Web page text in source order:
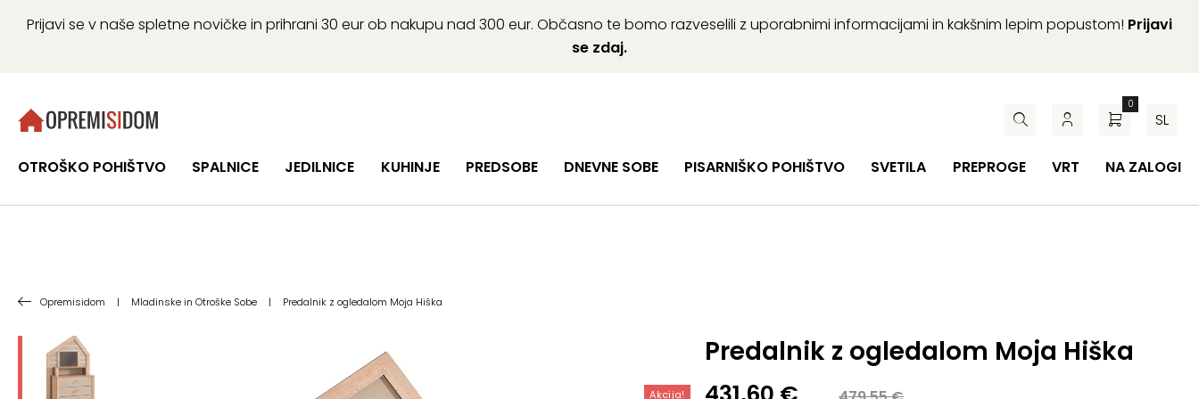
Prijavi se v naše spletne novičke in prihrani 30 eur ob nakupu nad 300 eur. Občasno te bomo razveselili z uporabnimi informacijami in kakšnim lepim popustom! Prijavi
se zdaj.
0
SL
OTROŠKO POHIŠTVO SPALNICE JEDILNICE KUHINJE PREDSOBE DNEVNE SOBE PISARNIŠKO POHIŠTVO SVETILA PREPROGE VRT NA ZALOGI
Opremisidom | Mladinske in Otroške Sobe | Predalnik z ogledalom Moja Hiška
Predalnik z ogledalom Moja Hiška
Akcija!